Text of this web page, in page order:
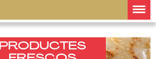
PRODUCTES